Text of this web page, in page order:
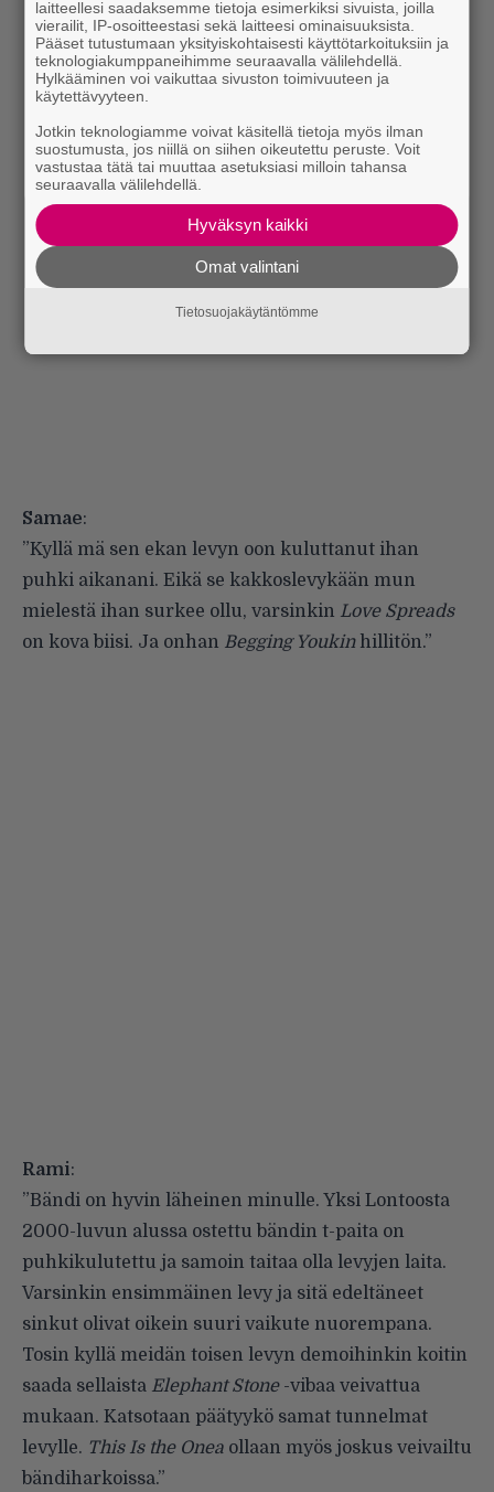
Samae:
”Kyllä mä sen ekan levyn oon kuluttanut ihan
puhki aikanani. Eikä se kakkoslevykään mun
mielestä ihan surkee ollu, varsinkin Love Spreads
on kova biisi. Ja onhan Begging Youkinhillitön.”
Rami:
”Bändi on hyvin läheinen minulle. Yksi Lontoosta
2000-luvun alussa ostettu bändin t-paita on
puhkikulutettu ja samoin taitaa olla levyjen laita.
Varsinkin ensimmäinen levy ja sitä edeltäneet
sinkut olivat oikein suuri vaikute nuorempana.
Tosin kyllä meidän toisen levyn demoihinkin koitin
saada sellaista Elephant Stone-vibaa veivattua
mukaan. Katsotaan päätyykö samat tunnelmat
levylle. This Is the Onea ollaan myös joskus veivailtu
bändiharkoissa.”
laitteellesi saadaksemme tietoja esimerkiksi sivuista, joilla
vierailit, IP-osoitteestasi sekä laitteesi ominaisuuksista.
Pääset tutustumaan yksityiskohtaisesti käyttötarkoituksiin ja
teknologiakumppaneihimme seuraavalla välilehdellä.
Hylkääminen voi vaikuttaa sivuston toimivuuteen ja
käytettävyyteen.
Jotkin teknologiamme voivat käsitellä tietoja myös ilman
suostumusta, jos niillä on siihen oikeutettu peruste. Voit
vastustaa tätä tai muuttaa asetuksiasi milloin tahansa
seuraavalla välilehdellä.
Hyväksyn kaikki
Omat valintani
Tietosuojakäytäntömme